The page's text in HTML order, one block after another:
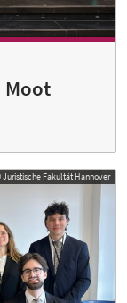
Moot
Fakultät Hannover